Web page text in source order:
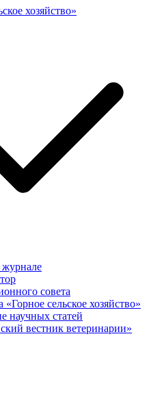
хозяйство»
совета
сельское хозяйство»
научных статей
вестник ветеринарии»